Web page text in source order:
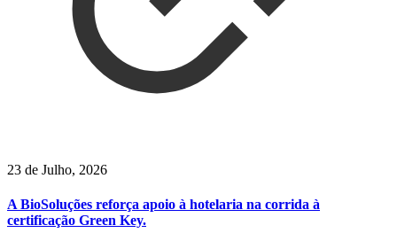
23 de Julho, 2026
A BioSoluções reforça apoio à hotelaria na corrida à
certificação Green Key.